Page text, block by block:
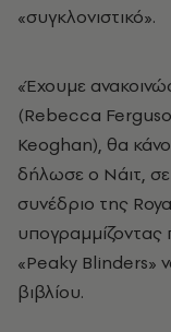
«συγκλονιστικό».
«Έχουμε
(Rebecca
Keoghan), θα
δήλωσε ο Νάιτ,
συνέδριο της
υπογραμμίζοντας
«Peaky Blinders»
βιβλίου.